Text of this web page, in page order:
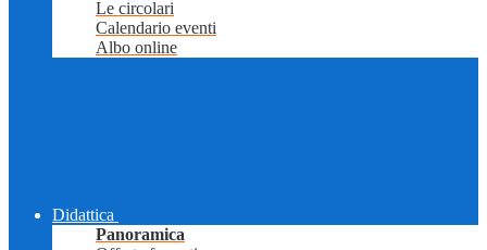
Le circolari
Calendario eventi
Albo online
Didattica
Panoramica